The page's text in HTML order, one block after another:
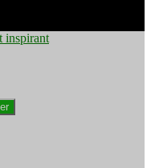
inspirant